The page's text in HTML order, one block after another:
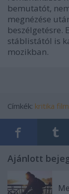
bemutatót,
megnézése
beszélgetésre.
stáblistától is
mozikban.
Címkék: kritika film
Ajánlott